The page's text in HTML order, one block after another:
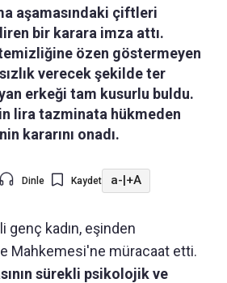
aşamasındaki çiftleri
bir karara imza attı.
özen göstermeyen
verecek şekilde ter
erkeği tam kusurlu buldu.
lira tazminata hükmeden
kararını onadı.
Dinle Kaydet a-|+A
genç kadın, eşinden
Mahkemesi'ne müracaat etti.
sürekli psikolojik ve